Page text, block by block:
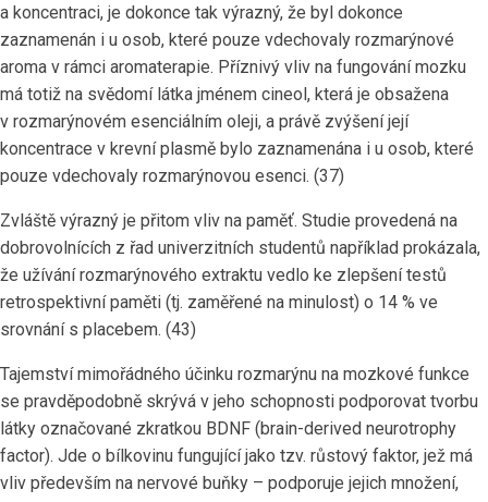
a koncentraci, je dokonce tak výrazný, že byl dokonce
zaznamenán i u osob, které pouze vdechovaly rozmarýnové
aroma v rámci aromaterapie. Příznivý vliv na fungování mozku
má totiž na svědomí látka jménem cineol, která je obsažena
v rozmarýnovém esenciálním oleji, a právě zvýšení její
koncentrace v krevní plasmě bylo zaznamenána i u osob, které
pouze vdechovaly rozmarýnovou esenci. (37)
Zvláště výrazný je přitom vliv na paměť. Studie provedená na
dobrovolnících z řad univerzitních studentů například prokázala,
že užívání rozmarýnového extraktu vedlo ke zlepšení testů
retrospektivní paměti (tj. zaměřené na minulost) o 14 % ve
srovnání s placebem. (43)
Tajemství mimořádného účinku rozmarýnu na mozkové funkce
se pravděpodobně skrývá v jeho schopnosti podporovat tvorbu
látky označované zkratkou BDNF (brain-derived neurotrophy
factor). Jde o bílkovinu fungující jako tzv. růstový faktor, jež má
vliv především na nervové buňky – podporuje jejich množení,